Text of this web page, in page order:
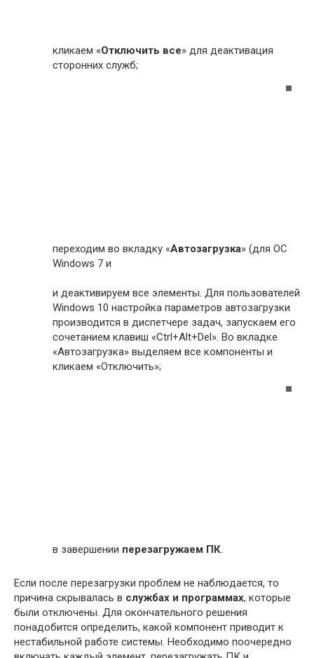
кликаем «Отключить все» для деактивация
сторонних служб;
переходим во вкладку «Автозагрузка» (для ОС
Windows 7 и
и деактивируем все элементы. Для пользователей
Windows 10 настройка параметров автозагрузки
производится в диспетчере задач, запускаем его
сочетанием клавиш «Ctrl+Alt+Del». Во вкладке
«Автозагрузка» выделяем все компоненты и
кликаем «Отключить»;
в завершении перезагружаем ПК.
Если после перезагрузки проблем не наблюдается, то
причина скрывалась в службах и программах, которые
были отключены. Для окончательного решения
понадобится определить, какой компонент приводит к
нестабильной работе системы. Необходимо поочередно